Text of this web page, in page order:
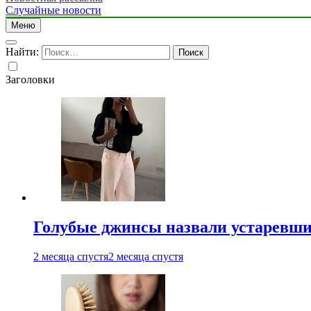
Случайные новости
Меню
Найти:
Заголовки
Голубые джинсы назвали
2 месяца спустя2 месяца спустя